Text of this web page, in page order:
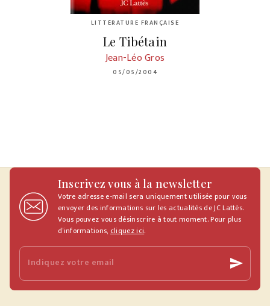
LITTÉRATURE FRANÇAISE
Le Tibétain
Jean-Léo Gros
05/05/2004
Inscrivez vous à la newsletter
Votre adresse e-mail sera uniquement utilisée pour vous
envoyer des informations sur les actualités de JC Lattès.
Vous pouvez vous désinscrire à tout moment. Pour plus
d’informations, cliquez ici.
Indiquez votre email send